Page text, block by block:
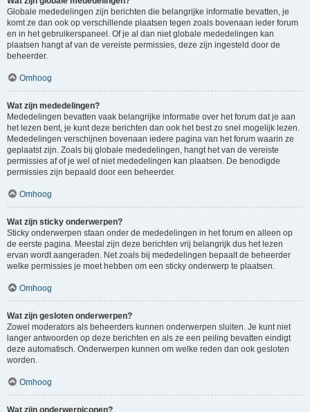
Globale mededelingen zijn berichten die belangrijke informatie bevatten, je
komt ze dan ook op verschillende plaatsen tegen zoals bovenaan ieder forum
en in het gebruikerspaneel. Of je al dan niet globale mededelingen kan
plaatsen hangt af van de vereiste permissies, deze zijn ingesteld door de
beheerder.
Omhoog
Wat zijn mededelingen?
Mededelingen bevatten vaak belangrijke informatie over het forum dat je aan
het lezen bent, je kunt deze berichten dan ook het best zo snel mogelijk lezen.
Mededelingen verschijnen bovenaan iedere pagina van het forum waarin ze
geplaatst zijn. Zoals bij globale mededelingen, hangt het van de vereiste
permissies af of je wel of niet mededelingen kan plaatsen. De benodigde
permissies zijn bepaald door een beheerder.
Omhoog
Wat zijn sticky onderwerpen?
Sticky onderwerpen staan onder de mededelingen in het forum en alleen op
de eerste pagina. Meestal zijn deze berichten vrij belangrijk dus het lezen
ervan wordt aangeraden. Net zoals bij mededelingen bepaalt de beheerder
welke permissies je moet hebben om een sticky onderwerp te plaatsen.
Omhoog
Wat zijn gesloten onderwerpen?
Zowel moderators als beheerders kunnen onderwerpen sluiten. Je kunt niet
langer antwoorden op deze berichten en als ze een peiling bevatten eindigt
deze automatisch. Onderwerpen kunnen om welke reden dan ook gesloten
worden.
Omhoog
Wat zijn onderwerpiconen?